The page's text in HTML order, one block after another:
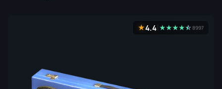
★4.4 ★★★★★
☆8997